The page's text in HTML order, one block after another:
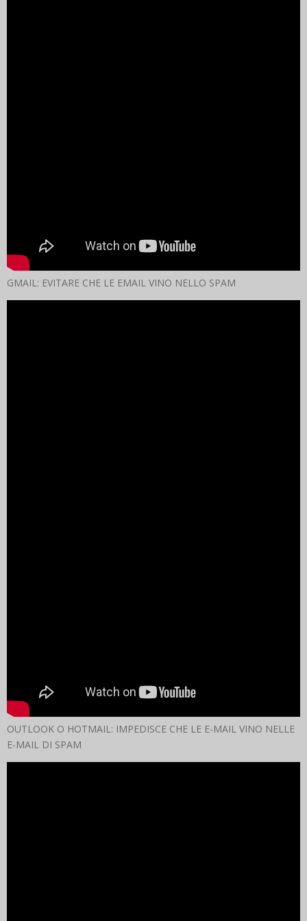
GMAIL: EVITARE CHE LE EMAIL VINO NELLO SPAM
OUTLOOK O HOTMAIL: IMPEDISCE CHE LE E-MAIL VINO NELLE
E-MAIL DI SPAM